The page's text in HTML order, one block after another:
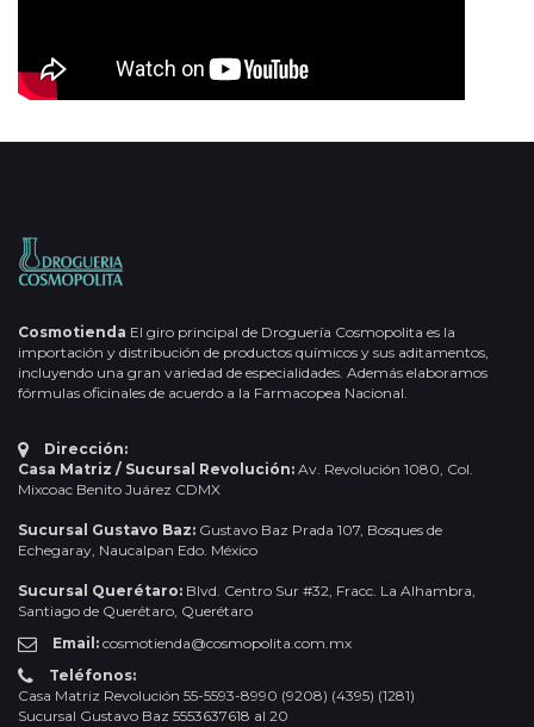
Cosmotienda El giro principal de Droguería Cosmopolita es la
importación y distribución de productos químicos y sus aditamentos,
incluyendo una gran variedad de especialidades. Además elaboramos
fórmulas oficinales de acuerdo a la Farmacopea Nacional.
Dirección:
Casa Matriz / Sucursal Revolución: Av. Revolución 1080, Col.
Mixcoac Benito Juárez CDMX
Sucursal Gustavo Baz: Gustavo Baz Prada 107, Bosques de
Echegaray, Naucalpan Edo. México
Sucursal Querétaro: Blvd. Centro Sur #32, Fracc. La Alhambra,
Santiago de Querétaro, Querétaro
Email: cosmotienda@cosmopolita.com.mx
Teléfonos:
Casa Matriz Revolución 55-5593-8990 (9208) (4395) (1281)
Sucursal Gustavo Baz 5553637618 al 20